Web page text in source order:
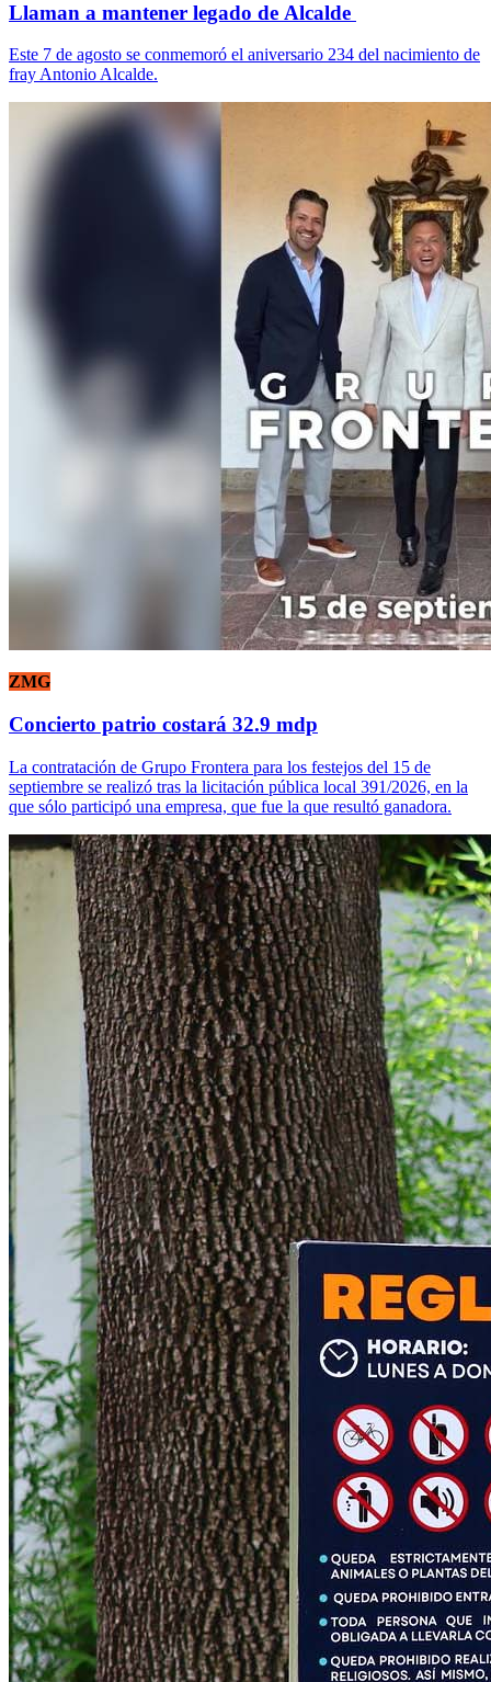
Llaman a mantener legado de Alcalde
Este 7 de agosto se conmemoró el aniversario 234 del nacimiento de
fray Antonio Alcalde.
ZMG
Concierto patrio costará 32.9 mdp
La contratación de Grupo Frontera para los festejos del 15 de
septiembre se realizó tras la licitación pública local 391/2026, en la
que sólo participó una empresa, que fue la que resultó ganadora.